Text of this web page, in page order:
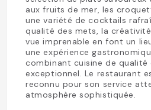
aux fruits de mer, les
une variété de cocktails
qualité des mets, la
vue imprenable en font un
une expérience
combinant cuisine de qualité
exceptionnel. Le restaurant
reconnu pour son service
atmosphère sophistiquée.